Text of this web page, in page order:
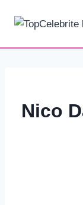
Nico